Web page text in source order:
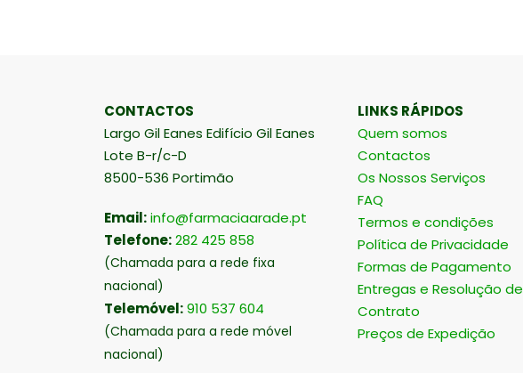
CONTACTOS
Largo Gil Eanes Edifício Gil Eanes
Lote B-r/c-D
8500-536 Portimão
Email:info@farmaciaarade.pt
Telefone:282 425 858
(Chamada para a rede fixa
nacional)
Telemóvel:910 537 604
(Chamada para a rede móvel
nacional)
LINKS RÁPIDOS
Quem somos
Contactos
Os Nossos Serviços
FAQ
Termos e condições
Política de Privacidade
Formas de Pagamento
Entregas e Resolução de
Contrato
Preços de Expedição